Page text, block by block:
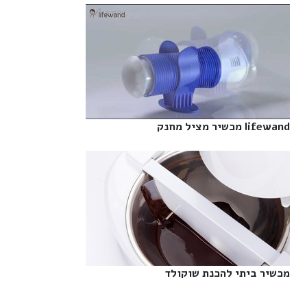
lifewand מכשיר מציל מחנק‎
מכשיר ביתי להכנת שוקולד‎